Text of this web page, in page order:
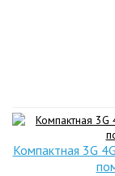
Компактная 3G